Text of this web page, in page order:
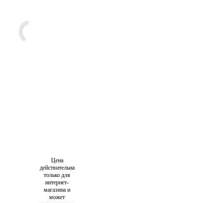
Цена
действительна
только для
интернет-
магазина и
может